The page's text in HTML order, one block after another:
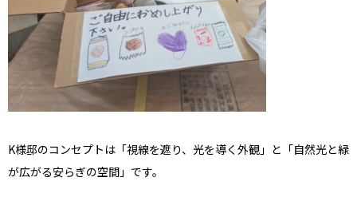
K様邸のコンセプトは「視線を遮り、光を導く外観」と「自然光と緑
が広がる安らぎの空間」です。